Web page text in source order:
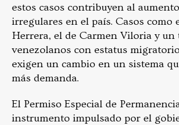
estos casos contribuyen al
irregulares en el país. Casos como
Herrera, el de Carmen Viloria y
venezolanos con estatus
exigen un cambio en un sistema
más demanda.
El Permiso Especial de
instrumento impulsado por el